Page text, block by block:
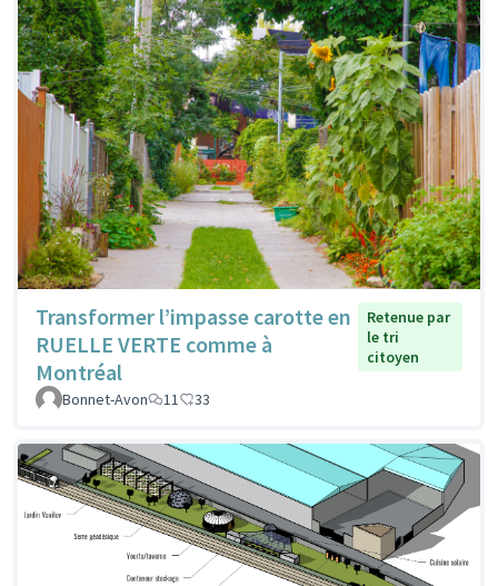
Transformer l’impasse carotte en
RUELLE VERTE comme à
Montréal
Retenue par
le tri
citoyen
Bonnet-Avon 11 33